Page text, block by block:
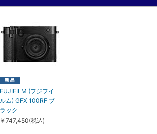
FUJIFILM (フジフイ
ルム) GFX 100RF ブ
ラック
￥747,450(税込)